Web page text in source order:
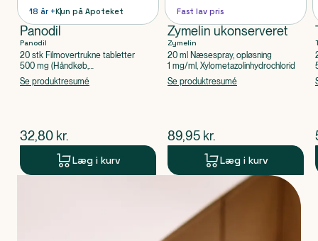
18 år +Kun på Apoteket
Panodil
Panodil
20 stk Filmovertrukne tabletter
500 mg (Håndkøb,
apoteksforbeholdt), Paracetamol
Se produktresumé
$nuværende pris
32,80 kr.
Læg i kurv
Fast lav pris
Zymelin ukonserveret
Zymelin
20 ml Næsespray, opløsning
1 mg/ml, Xylometazolinhydrochlorid
Se produktresumé
$nuværende pris
89,95 kr.
Læg i kurv